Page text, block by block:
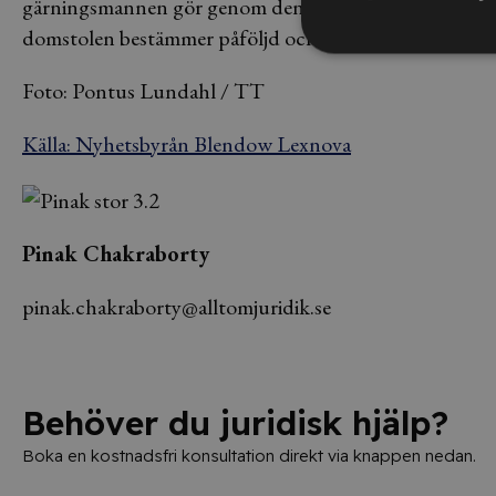
gärningsmannen gör genom den brottsliga
domstolen bestämmer påföljd och leda till att påföljden
Foto: Pontus Lundahl / TT
Källa: Nyhetsbyrån Blendow Lexnova
Pinak Chakraborty
pinak.chakraborty@alltomjuridik.se
Behöver du juridisk hjälp?
Boka en kostnadsfri konsultation direkt via knappen nedan.